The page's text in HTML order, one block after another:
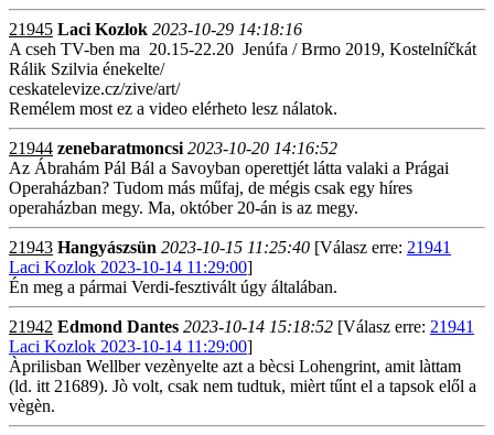
21945 Laci Kozlok 2023-10-29 14:18:16
A cseh TV-ben ma 20.15-22.20 Jenúfa / Brmo 2019, Kostelníčkát
Rálik Szilvia énekelte/
ceskatelevize.cz/zive/art/
Remélem most ez a video elérheto lesz nálatok.
21944 zenebaratmoncsi 2023-10-20 14:16:52
Az Ábrahám Pál Bál a Savoyban operettjét látta valaki a Prágai
Operaházban? Tudom más műfaj, de mégis csak egy híres
operaházban megy. Ma, október 20-án is az megy.
21943 Hangyászsün 2023-10-15 11:25:40 [Válasz erre: 21941
Laci Kozlok 2023-10-14 11:29:00]
Én meg a pármai Verdi-fesztivált úgy általában.
21942 Edmond Dantes 2023-10-14 15:18:52 [Válasz erre: 21941
Laci Kozlok 2023-10-14 11:29:00]
Àprilisban Wellber vezènyelte azt a bècsi Lohengrint, amit làttam
(ld. itt 21689). Jò volt, csak nem tudtuk, mièrt tűnt el a tapsok elől a
vègèn.